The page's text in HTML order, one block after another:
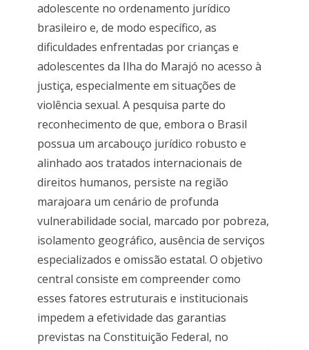
adolescente no ordenamento jurídico
brasileiro e, de modo específico, as
dificuldades enfrentadas por crianças e
adolescentes da Ilha do Marajó no acesso à
justiça, especialmente em situações de
violência sexual. A pesquisa parte do
reconhecimento de que, embora o Brasil
possua um arcabouço jurídico robusto e
alinhado aos tratados internacionais de
direitos humanos, persiste na região
marajoara um cenário de profunda
vulnerabilidade social, marcado por pobreza,
isolamento geográfico, ausência de serviços
especializados e omissão estatal. O objetivo
central consiste em compreender como
esses fatores estruturais e institucionais
impedem a efetividade das garantias
previstas na Constituição Federal, no